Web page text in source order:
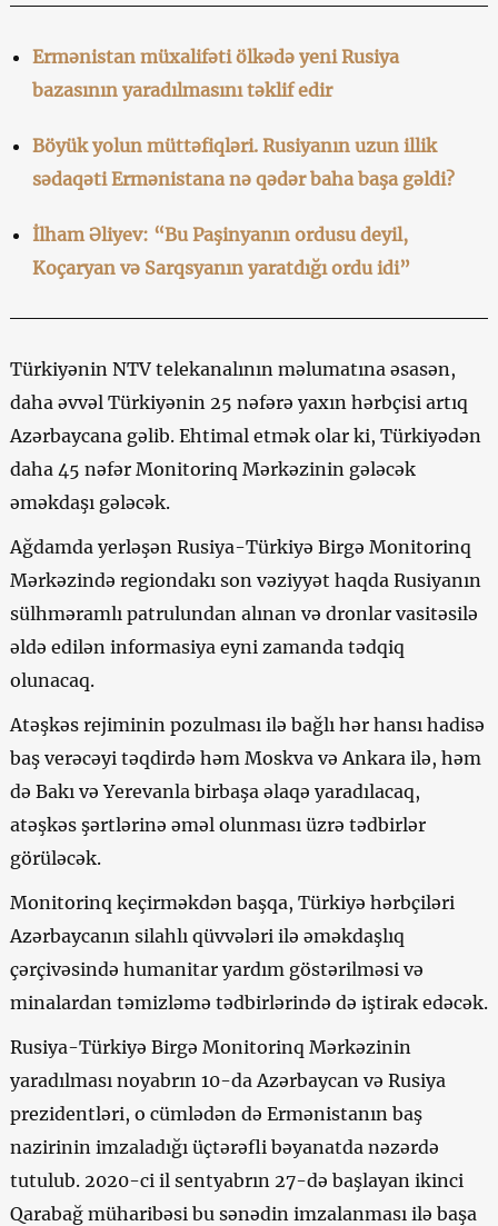
Ermənistan müxalifəti ölkədə yeni Rusiya
bazasının yaradılmasını təklif edir
Böyük yolun müttəfiqləri. Rusiyanın uzun illik
sədaqəti Ermənistana nə qədər baha başa gəldi?
İlham Əliyev: “Bu Paşinyanın ordusu deyil,
Koçaryan və Sarqsyanın yaratdığı ordu idi”
Türkiyənin NTV telekanalının məlumatına əsasən,
daha əvvəl Türkiyənin 25 nəfərə yaxın hərbçisi artıq
Azərbaycana gəlib. Ehtimal etmək olar ki, Türkiyədən
daha 45 nəfər Monitorinq Mərkəzinin gələcək
əməkdaşı gələcək.
Ağdamda yerləşən Rusiya-Türkiyə Birgə Monitorinq
Mərkəzində regiondakı son vəziyyət haqda Rusiyanın
sülhməramlı patrulundan alınan və dronlar vasitəsilə
əldə edilən informasiya eyni zamanda tədqiq
olunacaq.
Atəşkəs rejiminin pozulması ilə bağlı hər hansı hadisə
baş verəcəyi təqdirdə həm Moskva və Ankara ilə, həm
də Bakı və Yerevanla birbaşa əlaqə yaradılacaq,
atəşkəs şərtlərinə əməl olunması üzrə tədbirlər
görüləcək.
Monitorinq keçirməkdən başqa, Türkiyə hərbçiləri
Azərbaycanın silahlı qüvvələri ilə əməkdaşlıq
çərçivəsində humanitar yardım göstərilməsi və
minalardan təmizləmə tədbirlərində də iştirak edəcək.
Rusiya-Türkiyə Birgə Monitorinq Mərkəzinin
yaradılması noyabrın 10-da Azərbaycan və Rusiya
prezidentləri, o cümlədən də Ermənistanın baş
nazirinin imzaladığı üçtərəfli bəyanatda nəzərdə
tutulub. 2020-ci il sentyabrın 27-də başlayan ikinci
Qarabağ müharibəsi bu sənədin imzalanması ilə başa